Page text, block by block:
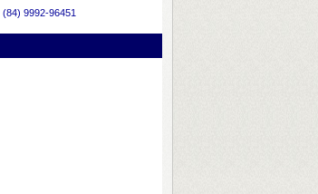
(84) 9992-96451